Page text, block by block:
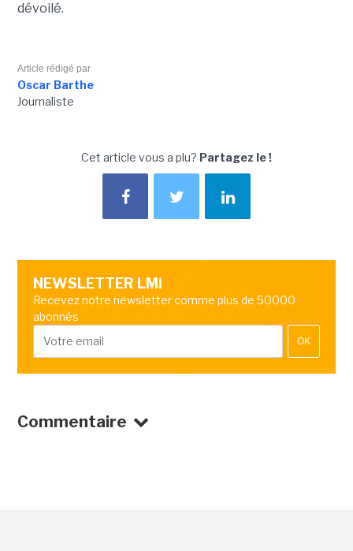
dévoilé.
Article rédigé par
Oscar Barthe
Journaliste
Cet article vous a plu? Partagez le !
NEWSLETTER LMI
Recevez notre newsletter comme plus de 50000
abonnés
OK
Commentaire